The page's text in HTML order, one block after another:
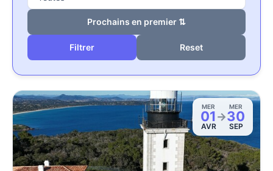
Prochains en premier ⇅
Reset
MER
01
AVR
→
MER
30
SEP